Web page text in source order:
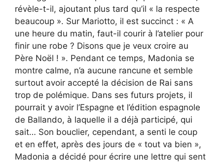
révèle-t-il, ajoutant plus tard qu’il « la respecte
beaucoup ». Sur Mariotto, il est succinct : « A
une heure du matin, faut-il courir à l’atelier pour
finir une robe ? Disons que je veux croire au
Père Noël ! ». Pendant ce temps, Madonia se
montre calme, n’a aucune rancune et semble
surtout avoir accepté la décision de Rai sans
trop de polémique. Dans ses futurs projets, il
pourrait y avoir l’Espagne et l’édition espagnole
de Ballando, à laquelle il a déjà participé, qui
sait… Son bouclier, cependant, a senti le coup
et en effet, après des jours de « tout va bien »,
Madonia a décidé pour écrire une lettre qui sent